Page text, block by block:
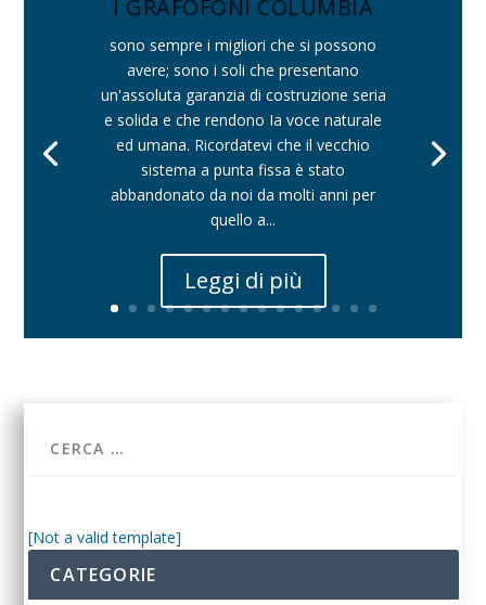
I GRAFOFONI COLUMBIA
sono sempre i migliori che si possono
avere; sono i soli che presentano
un'assoluta garanzia di costruzione seria
e solida e che rendono Ia voce naturale
ed umana. Ricordatevi che il vecchio
sistema a punta fissa è stato
abbandonato da noi da molti anni per
quello a...
Leggi di più
[Not a valid template]
CATEGORIE